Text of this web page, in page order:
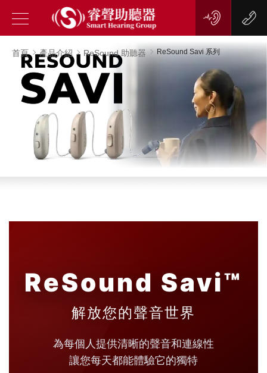
首頁 產品介紹 ReSound 助聽器 ReSound Savi 系列
ReSound Savi™
解放您的聲音世界
為每個人提供清晰的聲音和連線性
讓您每天都能體驗它的獨特